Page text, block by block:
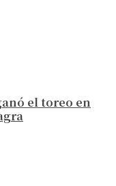
el toreo en